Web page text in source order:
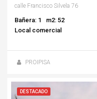
calle Francisco Silvela 76
Bañera: 1
m2: 52
Local comercial
PROIPISA
DESTACADO